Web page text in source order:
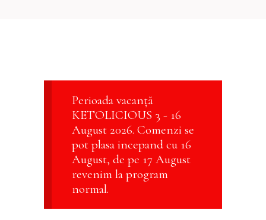
Perioada vacanță
KETOLICIOUS 3 - 16
August 2026. Comenzi se
pot plasa incepand cu 16
August, de pe 17 August
revenim la program
normal.